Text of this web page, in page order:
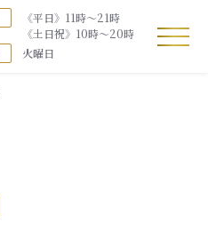
《平日》11時～21時
《土日祝》10時～20時
火曜日